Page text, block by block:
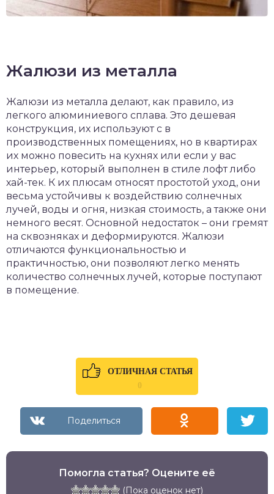
Жалюзи из металла
Жалюзи из металла делают, как правило, из
легкого алюминиевого сплава. Это дешевая
конструкция, их используют с в
производственных помещениях, но в квартирах
их можно повесить на кухнях или если у вас
интерьер, который выполнен в стиле лофт либо
хай-тек. К их плюсам относят простотой уход, они
весьма устойчивы к воздействию солнечных
лучей, воды и огня, низкая стоимость, а также они
немного весят. Основной недостаток – они гремят
на сквозняках и деформируются. Жалюзи
отличаются функциональностью и
практичностью, они позволяют легко менять
количество солнечных лучей, которые поступают
в помещение.
ОТЛИЧНАЯ СТАТЬЯ
0
Помогла статья? Оцените её
(Пока оценок нет)